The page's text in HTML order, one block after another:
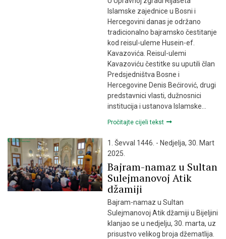
Islamske zajednice u Bosni i
Hercegovini danas je održano
tradicionalno bajramsko čestitanje
kod reisul-uleme Husein-ef.
Kavazovića. Reisul-ulemi
Kavazoviću čestitke su uputili član
Predsjedništva Bosne i
Hercegovine Denis Bećirović, drugi
predstavnici vlasti, dužnosnici
institucija i ustanova Islamske…
Pročitajte cijeli tekst
1. Ševval 1446. - Nedjelja, 30. Mart
2025.
Bajram-namaz u Sultan
Sulejmanovoj Atik
džamiji
Bajram-namaz u Sultan
Sulejmanovoj Atik džamiji u Bijeljini
klanjao se u nedjelju, 30. marta, uz
prisustvo velikog broja džematlija.